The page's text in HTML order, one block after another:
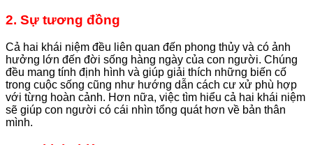
2. Sự tương đồng
Cả hai khái niệm đều liên quan đến phong thủy và có ảnh
hưởng lớn đến đời sống hàng ngày của con người. Chúng
đều mang tính định hình và giúp giải thích những biến cố
trong cuộc sống cũng như hướng dẫn cách cư xử phù hợp
với từng hoàn cảnh. Hơn nữa, việc tìm hiểu cả hai khái niệm
sẽ giúp con người có cái nhìn tổng quát hơn về bản thân
mình.